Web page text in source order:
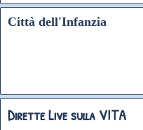
Città dell'Infanzia
Dirette Live sulla VITA